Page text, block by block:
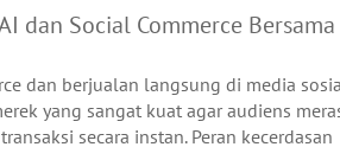
dan Social Commerce Bersama
dan berjualan langsung di media
yang sangat kuat agar audiens
secara instan. Peran kecerdasan